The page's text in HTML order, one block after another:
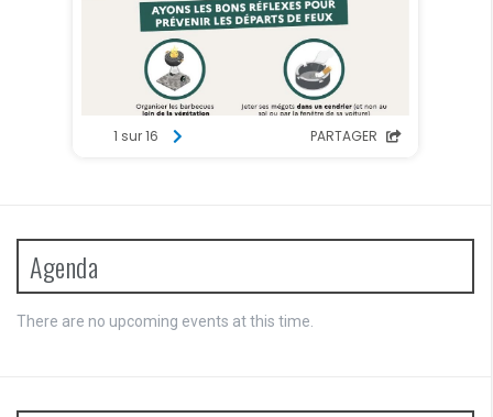
Agenda
There are no upcoming events at this time.